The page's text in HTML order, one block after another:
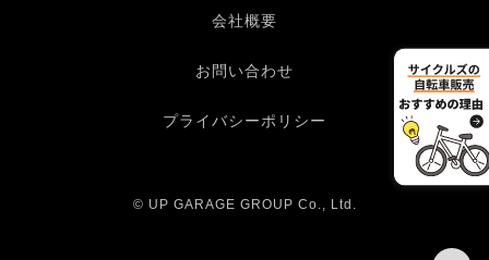
会社概要
お問い合わせ
プライバシーポリシー
© UP GARAGE GROUP Co., Ltd.